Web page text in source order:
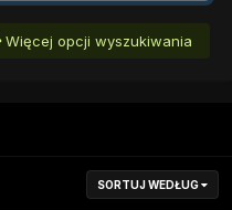
Więcej opcji wyszukiwania
SORTUJ WEDŁUG